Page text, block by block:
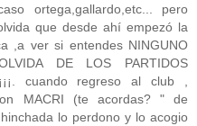
ortega,gallardo,etc... pero
que desde ahí empezó la
,a ver si entendes NINGUNO
DE LOS PARTIDOS
cuando regreso al club ,
MACRI (te acordas? " de
lo perdono y lo acogio